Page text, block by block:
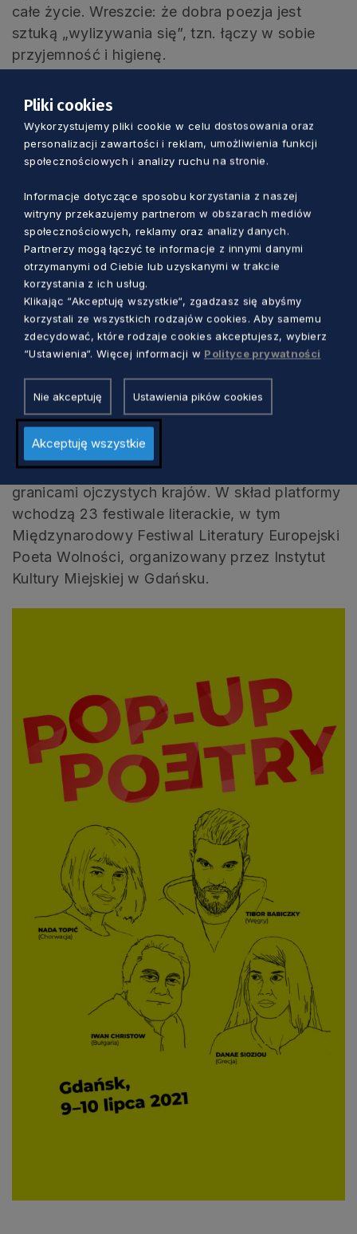
całe życie. Wreszcie: że dobra poezja jest
sztuką „wylizywania się”, tzn. łączy w sobie
przyjemność i higienę.
Versopolis tomów jest „Ojciec/Siostra”
Topić
w tłumaczeniu Barbary Kramar. Życie nie
znosi pustki. Jedną z najdotkliwszych pustek
jest ta, która powstaje po śmierci najbliższej
wierszami, w których wspominanie zmarłego
płynnie przechodzi w jego rekonstrukcję,
rekonstrukcja zaś – w projekcję, umożliwiając
współistnienie świata i zaświatów już teraz, bez
konieczności czekania na własną śmierć. Takie
rzeczy potrafi tylko poezja.
O projekcie
Versopolis to założona w grudniu 2014 r.
platforma literacka poświęcona poezji. Jej
celem jest wspieranie młodych europejskich
twórców i promocja ich dorobku poza
granicami ojczystych krajów. W skład platformy
wchodzą 23 festiwale literackie, w tym
Międzynarodowy Festiwal Literatury Europejski
Poeta Wolności, organizowany przez Instytut
Kultury Miejskiej w Gdańsku.
Pliki cookies
Wykorzystujemy pliki cookie w celu dostosowania oraz
personalizacji zawartości i reklam, umożliwienia funkcji
społecznościowych i analizy ruchu na stronie.
Informacje dotyczące sposobu korzystania z naszej
witryny przekazujemy partnerom w obszarach mediów
społecznościowych, reklamy oraz analizy danych.
Partnerzy mogą łączyć te informacje z innymi danymi
otrzymanymi od Ciebie lub uzyskanymi w trakcie
korzystania z ich usług.
Klikając “Akceptuję wszystkie“, zgadzasz się abyśmy
korzystali ze wszystkich rodzajów cookies. Aby samemu
zdecydować, które rodzaje cookies akceptujesz, wybierz
“Ustawienia“. Więcej informacji w Polityce prywatności
Nie akceptuję Ustawienia pików cookies
Akceptuję wszystkie